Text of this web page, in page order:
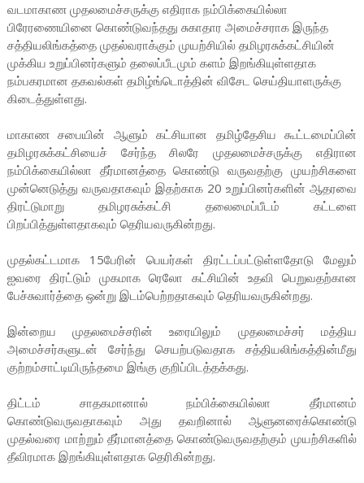
வடமாகாண முதலமைச்சருக்கு எதிராக நம்பிக்கையில்லா
பிரேரணையினை கொண்டுவந்தது சுகாதார அமைச்சராக இருந்த
சத்தியலிங்கத்தை முதல்வராக்கும் முயற்சியில் தமிழரசுக்கட்சியின்
முக்கிய உறுப்பினர்களும் தலைப்பீடமும் களம் இறங்கியுள்ளதாக
நம்பகரமான தகவல்கள் தமிழ்ங்டொத்தின் விசேட செய்தியாளருக்கு
கிடைத்துள்ளது.
மாகாண சபையின் ஆளும் கட்சியான தமிழ்தேசிய கூட்டமைப்பின்
தமிழரசுக்கட்சியைச் சேர்ந்த சிலரே முதலமைச்சருக்கு எதிரான
நம்பிக்கையில்லா தீர்மானத்தை கொண்டு வருவதற்கு முயற்சிகளை
முன்னெடுத்து வருவதாகவும் இதற்காக 20 உறுப்பினர்களின் ஆதரவை
திரட்டுமாறு தமிழரசுக்கட்சி தலைமைப்பீடம் கட்டளை
பிறப்பித்துள்ளதாகவும் தெரியவருகின்றது.
முதல்கட்டமாக 15பேரின் பெயர்கள் திரட்டப்பட்டுள்ளதோடு மேலும்
ஐவரை திரட்டும் முகமாக ரெலோ கட்சியின் உதவி பெறுவதற்கான
பேச்சுவார்த்தை ஒன்று இடம்பெற்றதாகவும் தெரியவருகின்றது.
இன்றைய முதலமைச்சரின் உரையிலும் முதலமைச்சர் மத்திய
அமைச்சர்களுடன் சேர்ந்து செயற்படுவதாக சத்தியலிங்கத்தின்மீது
குற்றம்சாட்டியிருந்தமை இங்கு குறிப்பிடத்தக்கது.
திட்டம் சாதகமானால் நம்பிக்கையில்லா தீர்மானம்
கொண்டுவருவதாகவும் அது தவறினால் ஆளுனரைக்கொண்டு
முதல்வரை மாற்றும் தீர்மானத்தை கொண்டுவருவதற்கும் முயற்சிகளில்
தீவிரமாக இறங்கியுள்ளதாக தெரிகின்றது.